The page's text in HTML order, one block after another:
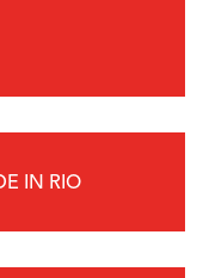
IN RIO